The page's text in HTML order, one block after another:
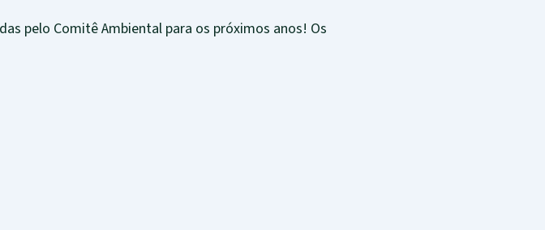
Comitê Ambiental para os próximos anos! Os